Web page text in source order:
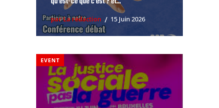
par La rédaction 15 Juin 2026
EVENT